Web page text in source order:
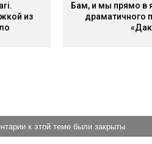
из
Бам, и мы прямо в
драматичного
к этой теме были закрыты